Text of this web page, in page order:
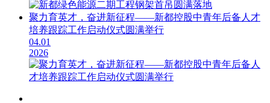
聚力育英才，奋进新征程——新都控股中青年后备人才
培养跟踪工作启动仪式圆满举行
04.01
2026